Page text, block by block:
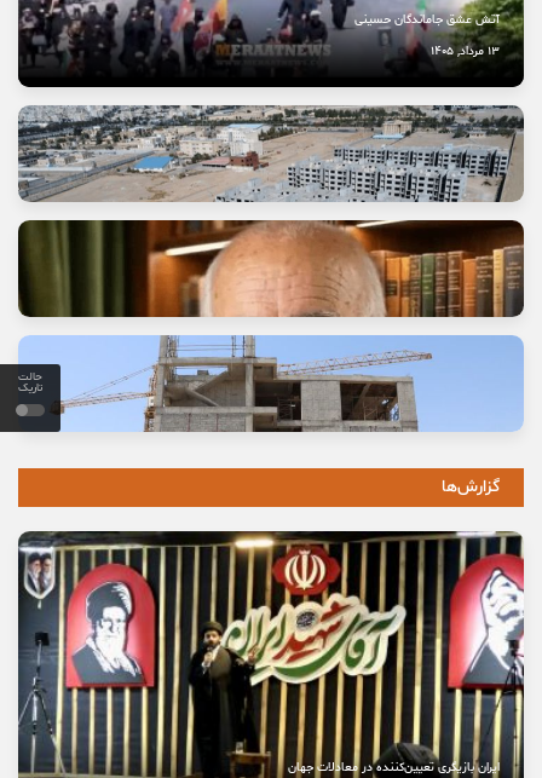
حالت
تاریک
آتش عشق جاماندگان حسینی
13 مرداد, 1405
وعده خانه‌ای که برای خانواده‌ها گران تمام شد
11 مرداد, 1405
10 مرداد, 1405
نخستین بیمارستان چشم‌پزشکی سمنان در مسیر بهره‌برداری
8 مرداد, 1405
گزارش‌ها
ایران بازیگری تعیین‌کننده در معادلات جهان